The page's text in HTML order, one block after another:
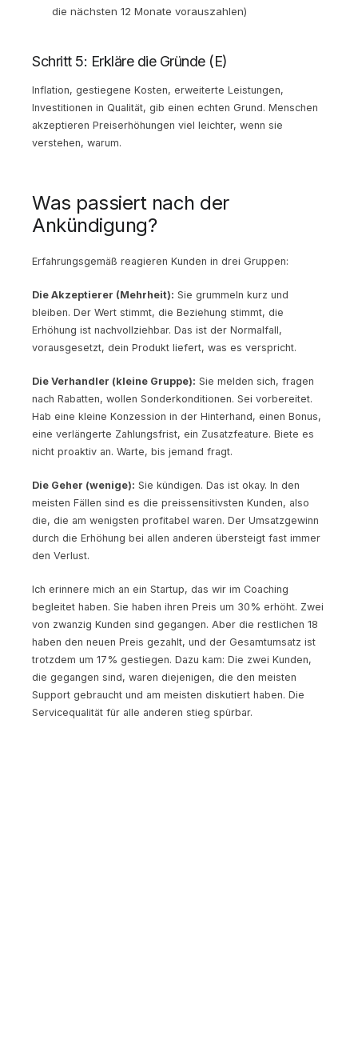
die nächsten 12 Monate vorauszahlen)
Schritt 5: Erkläre die Gründe (E)
Inflation, gestiegene Kosten, erweiterte Leistungen,
Investitionen in Qualität, gib einen echten Grund. Menschen
akzeptieren Preiserhöhungen viel leichter, wenn sie
verstehen, warum.
Was passiert nach der
Ankündigung?
Erfahrungsgemäß reagieren Kunden in drei Gruppen:
Die Akzeptierer (Mehrheit): Sie grummeln kurz und
bleiben. Der Wert stimmt, die Beziehung stimmt, die
Erhöhung ist nachvollziehbar. Das ist der Normalfall,
vorausgesetzt, dein Produkt liefert, was es verspricht.
Die Verhandler (kleine Gruppe): Sie melden sich, fragen
nach Rabatten, wollen Sonderkonditionen. Sei vorbereitet.
Hab eine kleine Konzession in der Hinterhand, einen Bonus,
eine verlängerte Zahlungsfrist, ein Zusatzfeature. Biete es
nicht proaktiv an. Warte, bis jemand fragt.
Die Geher (wenige): Sie kündigen. Das ist okay. In den
meisten Fällen sind es die preissensitivsten Kunden, also
die, die am wenigsten profitabel waren. Der Umsatzgewinn
durch die Erhöhung bei allen anderen übersteigt fast immer
den Verlust.
Ich erinnere mich an ein Startup, das wir im Coaching
begleitet haben. Sie haben ihren Preis um 30% erhöht. Zwei
von zwanzig Kunden sind gegangen. Aber die restlichen 18
haben den neuen Preis gezahlt, und der Gesamtumsatz ist
trotzdem um 17% gestiegen. Dazu kam: Die zwei Kunden,
die gegangen sind, waren diejenigen, die den meisten
Support gebraucht und am meisten diskutiert haben. Die
Servicequalität für alle anderen stieg spürbar.